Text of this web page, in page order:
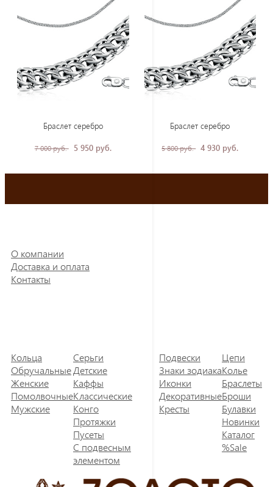
Браслет серебро
7 000 руб. 5 950 руб.
Браслет серебро
5 800 руб. 4 930 руб.
О компании
Доставка и оплата
Контакты
Кольца
Обручальные
Женские
Помолвочные
Мужские
Серьги
Детские
Каффы
Классические
Конго
Протяжки
Пусеты
С подвесным
элементом
Подвески
Знаки зодиака
Иконки
Декоративные
Кресты
Цепи
Колье
Браслеты
Броши
Булавки
Новинки
Каталог
%Sale